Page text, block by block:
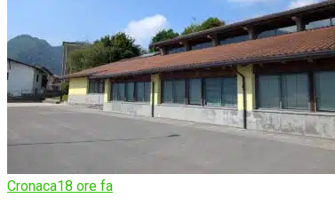
Cronaca18 ore fa